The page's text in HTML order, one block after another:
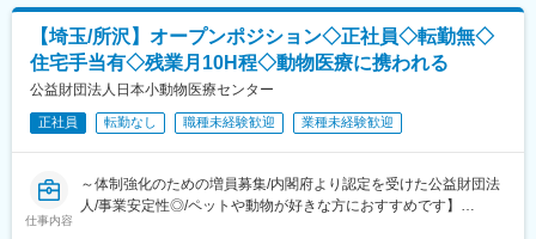
・住宅手当（近隣手当）：10,000円※勤務拠点から直線距離6km圏
内に居住する場合
・108手当：15,000円※月の公休日数10日を→9日に希望した場合
・土日出勤手当：4,000円（月4回想定）
・時間効率手当：5,000円※拠点稼働率が40％超の場合、当該拠点
サポーターへ支給
・サンキュー手当：240,000円※3ヶ月平均月間訪問件数110件以
上、四半期全て達成した場合
・電子カルテへの一部入力
未経験の方にはチームメンバーがOJTにて業務を教えて、徐々に
担当できる業務を増やしていきます。
■組織構成：
計10名在籍しています。年代は20代から50代と幅広いことが特徴
です
■事業概要
一般的な動物病院とは違う形態で展開。
【埼玉/所沢】オープンポジション◇正社員◇転勤無◇
住宅手当有◇残業月10H程◇動物医療に携われる
公益財団法人日本小動物医療センター
正社員 転勤なし 職種未経験歓迎 業種未経験歓迎
仕事内容
～体制強化のための増員募集/内閣府より認定を受けた公益財団法
人/事業安定性◎/ペットや動物が好きな方におすすめです】